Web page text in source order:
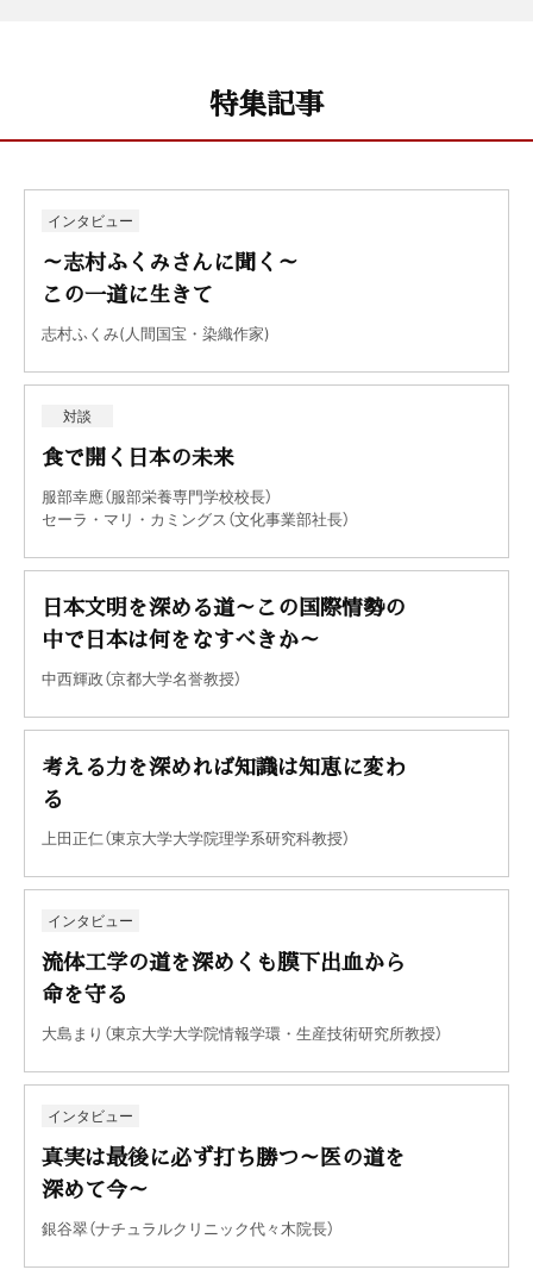
特集記事
インタビュー
～志村ふくみさんに聞く～
この一道に生きて
志村ふくみ(人間国宝・染織作家)
対談
食で開く日本の未来
服部幸應（服部栄養専門学校校長）
セーラ・マリ・カミングス（文化事業部社長）
日本文明を深める道～この国際情勢の
中で日本は何をなすべきか～
中西輝政（京都大学名誉教授）
考える力を深めれば知識は知恵に変わ
る
上田正仁（東京大学大学院理学系研究科教授）
インタビュー
流体工学の道を深めくも膜下出血から
命を守る
大島まり（東京大学大学院情報学環・生産技術研究所教授）
インタビュー
真実は最後に必ず打ち勝つ～医の道を
深めて今～
銀谷翠（ナチュラルクリニック代々木院長）